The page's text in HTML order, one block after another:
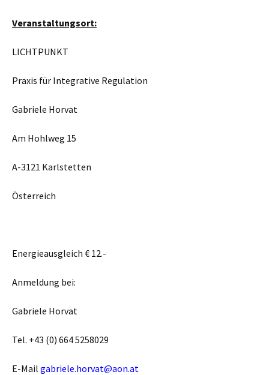
Veranstaltungsort:
LICHTPUNKT
Praxis für Integrative Regulation
Gabriele Horvat
Am Hohlweg 15
A-3121 Karlstetten
Österreich
Energieausgleich € 12.-
Anmeldung bei:
Gabriele Horvat
Tel. +43 (0) 664 5258029
E-Mail gabriele.horvat@aon.at